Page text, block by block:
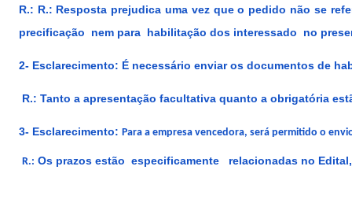
R.: R.: Resposta prejudica uma vez que o pedido não se
precificação nem para habilitação dos interessado no
2- Esclarecimento: É necessário enviar os documentos de
R.: Tanto a apresentação facultativa quanto a obrigatória
3- Esclarecimento: Para a empresa vencedora, será permitido o
R.: Os prazos estão especificamente relacionadas no